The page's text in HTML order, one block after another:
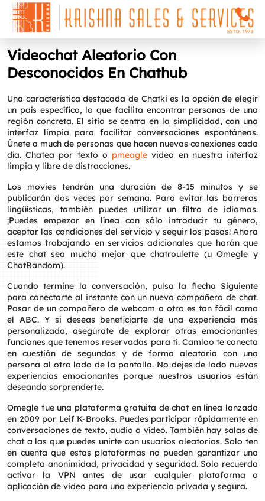
Videochat Aleatorio Con
Desconocidos En Chathub
Una característica destacada de Chatki es la opción de elegir
un país específico, lo que facilita encontrar personas de una
región concreta. El sitio se centra en la simplicidad, con una
interfaz limpia para facilitar conversaciones espontáneas.
Únete a much de personas que hacen nuevas conexiones cada
día. Chatea por texto o pmeagle video en nuestra interfaz
limpia y libre de distracciones.
Los movies tendrán una duración de 8-15 minutos y se
publicarán dos veces por semana. Para evitar las barreras
lingüísticas, también puedes utilizar un filtro de idiomas.
¡Puedes empezar en línea con sólo introducir tu género,
aceptar las condiciones del servicio y seguir los pasos! Ahora
estamos trabajando en servicios adicionales que harán que
este chat sea mucho mejor que chatroulette (u Omegle y
ChatRandom).
Cuando termine la conversación, pulsa la flecha Siguiente
para conectarte al instante con un nuevo compañero de chat.
Pasar de un compañero de webcam a otro es tan fácil como
el ABC. Y si deseas beneficiarte de una experiencia más
personalizada, asegúrate de explorar otras emocionantes
funciones que tenemos reservadas para ti. Camloo te conecta
en cuestión de segundos y de forma aleatoria con una
persona al otro lado de la pantalla. No dejes de lado nuevas
experiencias emocionantes porque nuestros usuarios están
deseando sorprenderte.
Omegle fue una plataforma gratuita de chat en línea lanzada
en 2009 por Leif K-Brooks. Puedes participar rápidamente en
conversaciones de texto, audio o vídeo. También hay salas de
chat a las que puedes unirte con usuarios aleatorios. Solo ten
en cuenta que estas plataformas no pueden garantizar una
completa anonimidad, privacidad y seguridad. Solo recuerda
activar la VPN antes de usar cualquier plataforma o
aplicación de video para una experiencia privada y segura.